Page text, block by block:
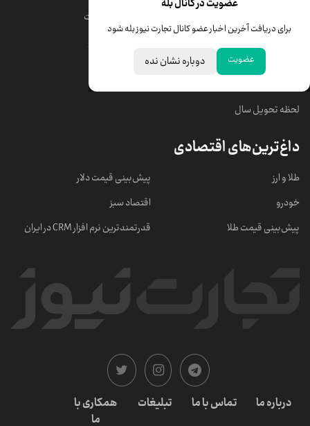
عضویت در کانال بله
برای دریافت آخرین اخبار عضو کانال تجارت نیوز بله شود
عضویت دوباره نشان نده
قیمت درهم امارات
خبرهای مهم
لحظه تحویل سال
داغ‌ترین‌های اقتصادی
طلا و ارز
خودرو
پیش‌بینی قیمت طلا
پیش‌بینی قیمت دلار
اقتصاد سبز
قدرتمندترین نرم‌ افزار CRM در ایران
درباره ما تماس با ما تبلیغات
همکاری با
ما